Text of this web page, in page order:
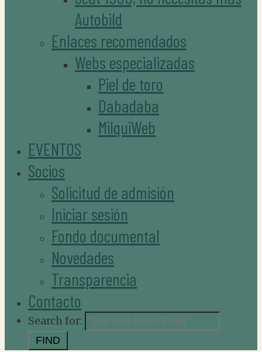
Autobild
Enlaces recomendados
Webs especializadas
Piel de toro
Dabadaba
MilquiWeb
EVENTOS
Socios
Solicitud de admisión
Iniciar sesión
Fondo documental
Novedades
Transparencia
Contacto
Search for: